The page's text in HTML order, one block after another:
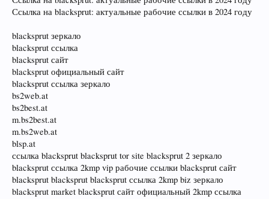
Ссылка на blacksprut: актуальные рабочие ссылки в 2024 году
blacksprut зеркало
blacksprut ссылка
blacksprut сайт
blacksprut официальный сайт
blacksprut ссылка зеркало
bs2web.at
bs2best.at
m.bs2best.at
m.bs2web.at
blsp.at
ссылка blacksprut blacksprut tor site blacksprut 2 зеркало
blacksprut ссылка 2kmp vip рабочие ссылки blacksprut сайт
blacksprut blacksprut blacksprut ссылка 2kmp biz зеркало
blacksprut market blacksprut сайт официальный 2kmp ссылка